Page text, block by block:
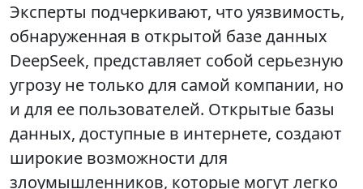
Эксперты подчеркивают, что уязвимость,
обнаруженная в открытой базе данных
DeepSeek, представляет собой серьезную
угрозу не только для самой компании, но
и для ее пользователей. Открытые базы
данных, доступные в интернете, создают
широкие возможности для
злоумышленников, которые могут легко